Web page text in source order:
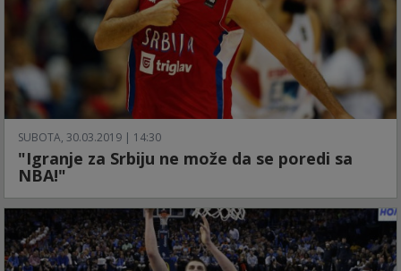
SUBOTA, 30.03.2019 | 14:30
"Igranje za Srbiju ne može da se poredi sa
NBA!"